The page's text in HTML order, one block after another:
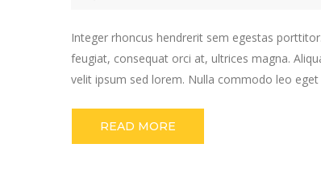
Integer rhoncus hendrerit sem egestas
feugiat, consequat orci at, ultrices magna.
velit ipsum sed lorem. Nulla commodo leo
READ MORE